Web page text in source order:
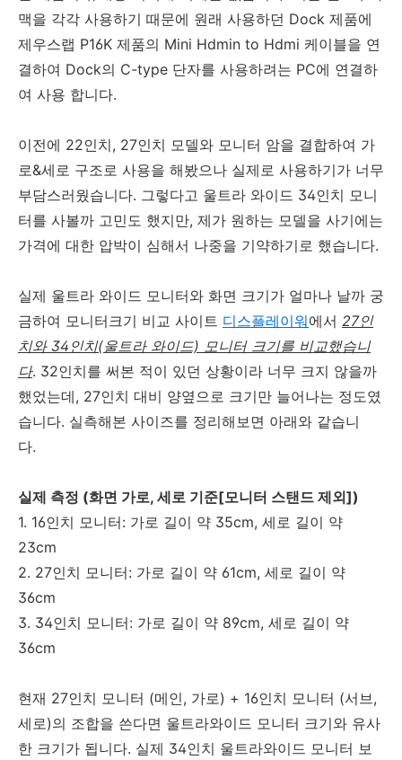
맥을 각각 사용하기 때문에 원래 사용하던 Dock 제품에
제우스랩 P16K 제품의 Mini Hdmin to Hdmi 케이블을 연
결하여 Dock의 C-type 단자를 사용하려는 PC에 연결하
여 사용 합니다.
이전에 22인치, 27인치 모델와 모니터 암을 결합하여 가
로&세로 구조로 사용을 해봤으나 실제로 사용하기가 너무
부담스러웠습니다. 그렇다고 울트라 와이드 34인치 모니
터를 사볼까 고민도 했지만, 제가 원하는 모델을 사기에는
가격에 대한 압박이 심해서 나중을 기약하기로 했습니다.
실제 울트라 와이드 모니터와 화면 크기가 얼마나 날까 궁
금하여 모니터크기 비교 사이트 디스플레이워에서 27인
치와 34인치(울트라 와이드) 모니터 크기를 비교했습니
다. 32인치를 써본 적이 있던 상황이라 너무 크지 않을까
했었는데, 27인치 대비 양옆으로 크기만 늘어나는 정도였
습니다. 실측해본 사이즈를 정리해보면 아래와 같습니
다.
실제 측정 (화면 가로, 세로 기준[모니터 스탠드 제외])
1. 16인치 모니터: 가로 길이 약 35cm, 세로 길이 약
23cm
2. 27인치 모니터: 가로 길이 약 61cm, 세로 길이 약
36cm
3. 34인치 모니터: 가로 길이 약 89cm, 세로 길이 약
36cm
현재 27인치 모니터 (메인, 가로) + 16인치 모니터 (서브,
세로)의 조합을 쓴다면 울트라와이드 모니터 크기와 유사
한 크기가 됩니다. 실제 34인치 울트라와이드 모니터 보